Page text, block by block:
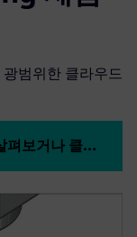
범위한 클라우드
아래 주요 NX CAD 및 CAM 제품을 살펴보거나 클릭하여 모든 NX 제품을 확인하십시오.